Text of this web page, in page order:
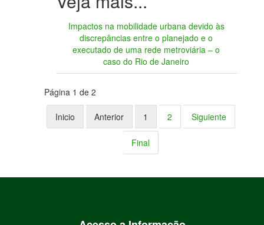
Impactos na mobilidade urbana devido às
discrepâncias entre o planejado e o
executado de uma rede metroviária – o
caso do Rio de Janeiro
Página 1 de 2
Inicio Anterior 1 2 Siguiente
Final